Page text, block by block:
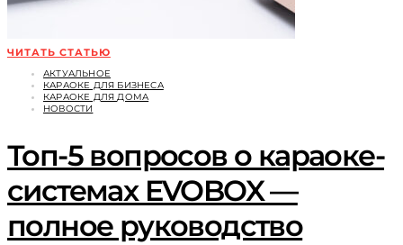
ЧИТАТЬ СТАТЬЮ
АКТУАЛЬНОЕ
КАРАОКЕ ДЛЯ БИЗНЕСА
КАРАОКЕ ДЛЯ ДОМА
НОВОСТИ
Топ-5 вопросов о караоке-
системах EVOBOX —
полное руководство